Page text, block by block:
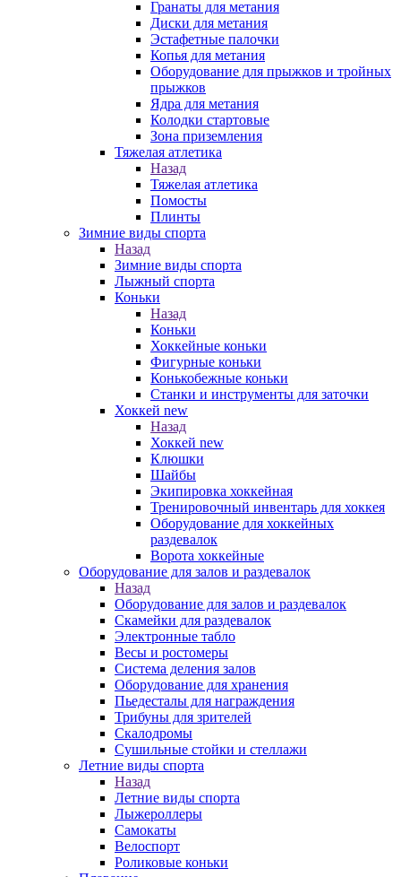
Гранаты для метания
Диски для метания
Эстафетные палочки
Копья для метания
Оборудование для прыжков и тройных
прыжков
Ядра для метания
Колодки стартовые
Зона приземления
Тяжелая атлетика
Назад
Тяжелая атлетика
Помосты
Плинты
Зимние виды спорта
Назад
Зимние виды спорта
Лыжный спорта
Коньки
Назад
Коньки
Хоккейные коньки
Фигурные коньки
Конькобежные коньки
Станки и инструменты для заточки
Хоккей new
Назад
Хоккей new
Клюшки
Шайбы
Экипировка хоккейная
Тренировочный инвентарь для хоккея
Оборудование для хоккейных
раздевалок
Ворота хоккейные
Оборудование для залов и раздевалок
Назад
Оборудование для залов и раздевалок
Скамейки для раздевалок
Электронные табло
Весы и ростомеры
Система деления залов
Оборудование для хранения
Пьедесталы для награждения
Трибуны для зрителей
Скалодромы
Сушильные стойки и стеллажи
Летние виды спорта
Назад
Летние виды спорта
Лыжероллеры
Самокаты
Велоспорт
Роликовые коньки